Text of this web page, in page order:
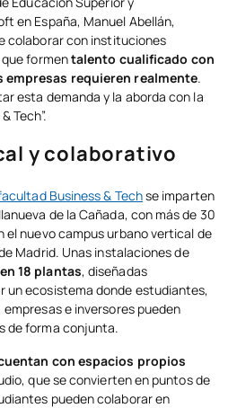
en España, Manuel Abellán,
colaborar con instituciones
formentalento cualificado con
empresas requieren realmente.
esta demanda y la aborda con la
Tech”.
y colaborativo
Business & Techse imparten
de la Cañada, con más de 30
el nuevo campus urbano vertical de
Madrid. Unas instalaciones de
18 plantas, diseñadas
un ecosistema donde estudiantes,
e inversores pueden
de forma conjunta.
con espacios propios
que se convierten en puntos de
pueden colaborar en